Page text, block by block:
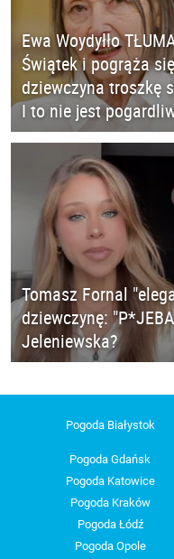
Ewa Woydyłło
Świątek i pogrąża
dziewczyna troszkę
I to nie jest
Tomasz Fornal
dziewczynę:
Jeleniewska?
Pogoda Białystok
Pogoda Gdańsk
Pogoda Katowice
Pogoda Kraków
Pogoda Łódź
Pogoda Opole